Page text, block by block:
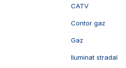
CATV
Contor gaz
Gaz
Iluminat stradal